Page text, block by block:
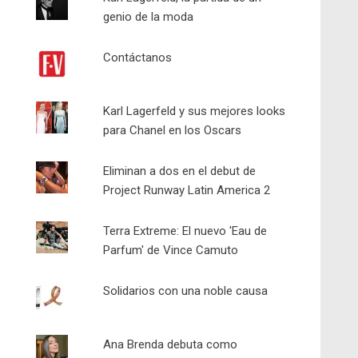
genio de la moda
Contáctanos
Karl Lagerfeld y sus mejores looks
para Chanel en los Oscars
Eliminan a dos en el debut de
Project Runway Latin America 2
Terra Extreme: El nuevo 'Eau de
Parfum' de Vince Camuto
Solidarios con una noble causa
Ana Brenda debuta como